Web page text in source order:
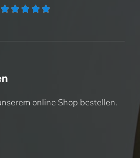
    
online Shop bestellen.